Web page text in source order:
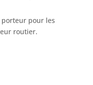
pour les
routier.